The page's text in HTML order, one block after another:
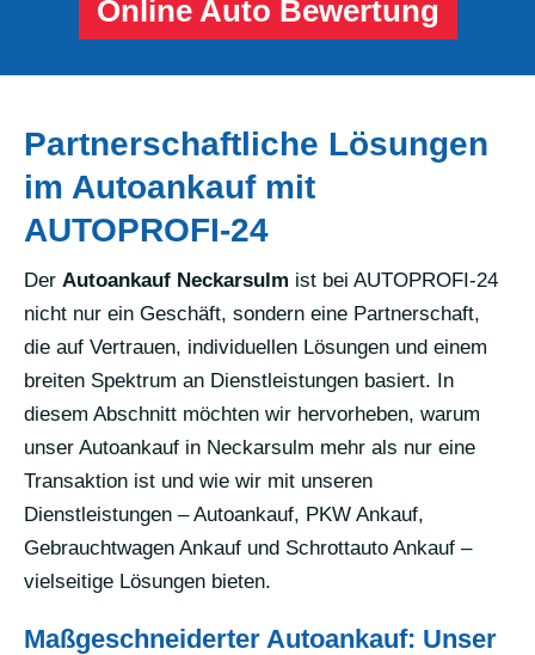
Online Auto Bewertung
Partnerschaftliche Lösungen
im Autoankauf mit
AUTOPROFI-24
Der Autoankauf Neckarsulm ist bei AUTOPROFI-24
nicht nur ein Geschäft, sondern eine Partnerschaft,
die auf Vertrauen, individuellen Lösungen und einem
breiten Spektrum an Dienstleistungen basiert. In
diesem Abschnitt möchten wir hervorheben, warum
unser Autoankauf in Neckarsulm mehr als nur eine
Transaktion ist und wie wir mit unseren
Dienstleistungen – Autoankauf, PKW Ankauf,
Gebrauchtwagen Ankauf und Schrottauto Ankauf –
vielseitige Lösungen bieten.
Maßgeschneiderter Autoankauf: Unser